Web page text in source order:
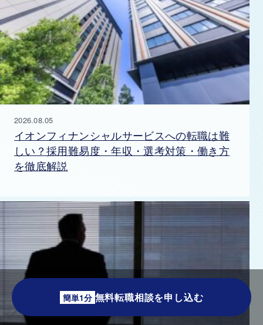
2026.08.05
イオンフィナンシャルサービスへの転職は難
しい？採用難易度・年収・選考対策・働き方
を徹底解説
簡単1分 無料転職相談を申し込む